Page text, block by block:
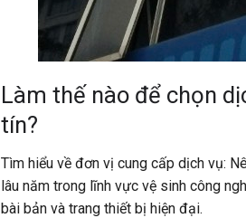
Làm thế nào để chọn
tín?
Tìm hiểu về đơn vị cung cấp dịch vụ:
lâu năm trong lĩnh vực vệ sinh công
bài bản và trang thiết bị hiện đại.